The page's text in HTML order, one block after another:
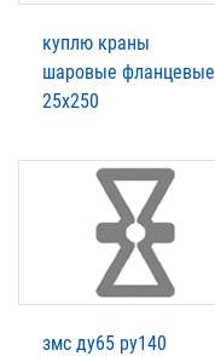
куплю краны
шаровые фланцевые
25х250
змс ду65 ру140